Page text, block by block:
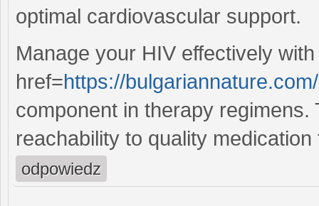
optimal cardiovascular support.
Manage your HIV effectively
href=https://
component in therapy
reachability to quality
odpowiedz